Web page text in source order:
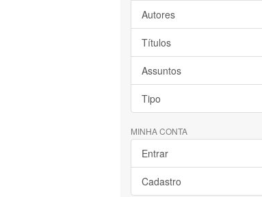
Autores
Títulos
Assuntos
Tipo
MINHA CONTA
Entrar
Cadastro